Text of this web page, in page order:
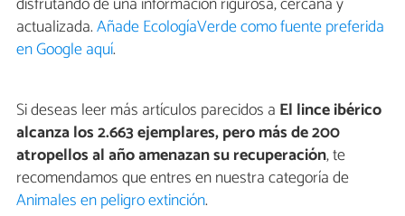
actualizada.Añade EcologíaVerde como fuente preferida
en Google aquí.
Si deseas leer más artículos parecidos a El lince ibérico
alcanza los 2.663 ejemplares, pero más de 200
atropellos al año amenazan su recuperación, te
recomendamos que entres en nuestra categoría de
Animales en peligro extinción.